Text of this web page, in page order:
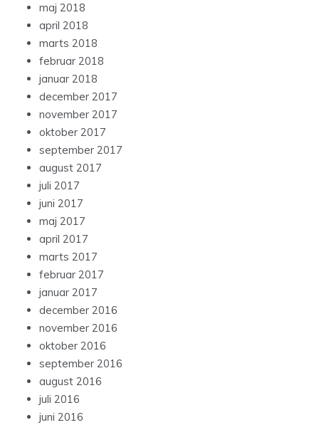
maj 2018
april 2018
marts 2018
februar 2018
januar 2018
december 2017
november 2017
oktober 2017
september 2017
august 2017
juli 2017
juni 2017
maj 2017
april 2017
marts 2017
februar 2017
januar 2017
december 2016
november 2016
oktober 2016
september 2016
august 2016
juli 2016
juni 2016